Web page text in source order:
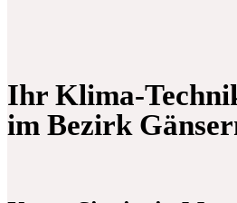
Ihr Klima-
im Bezirk